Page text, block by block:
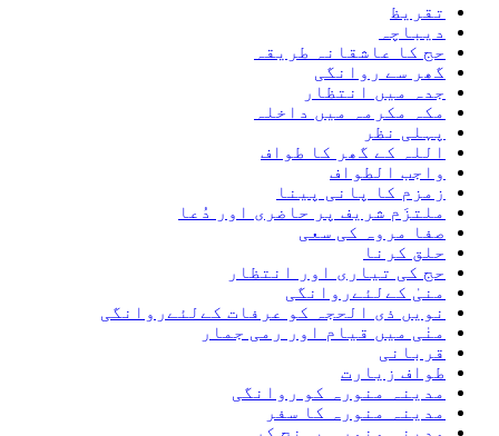
تقریظ
دیباچہ
حج کا عاشقانہ طریقہ
گھر سے روانگی
جدہ میں انتظار
مکہ مکرمہ میں داخلہ
پہلی نظر
اللہ کے گھر کا طواف
واجب الطواف
زمزم کا پانی پینا
ملتزَم شریف پر حاضری اور دُعا
صفا مروہ کی سعی
حلق کرنا
حج کی تیاری اور انتظار
منیٰ کےلئےروانگی
نویں ذی الحجہ کو عرفات کےلئےروانگی
منٰی میں قیام اور رمی جمار
قربانی
طواف زیارت
مدینہ منورہ کو روانگی
مدینہ منورہ کا سفر
مدینہ منورہ پہنچ کر